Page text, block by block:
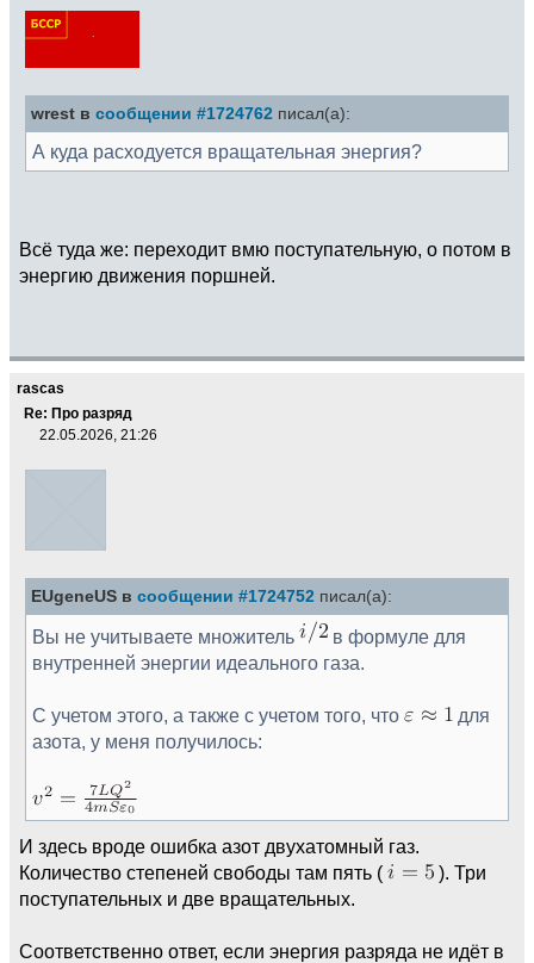
wrest в сообщении #1724762 писал(а):
А куда расходуется вращательная энергия?
Всё туда же: переходит вмю поступательную, о потом в
энергию движения поршней.
rascas
Re: Про разряд
22.05.2026, 21:26
EUgeneUS в сообщении #1724752 писал(а):
Вы не учитываете множитель
в формуле для
внутренней энергии идеального газа.
С учетом этого, а также с учетом того, что
для
азота, у меня получилось:
И здесь вроде ошибка азот двухатомный газ.
Количество степеней свободы там пять (
). Три
поступательных и две вращательных.
Соответственно ответ, если энергия разряда не идёт в